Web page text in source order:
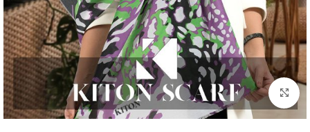
بزرگنمایی تصویر